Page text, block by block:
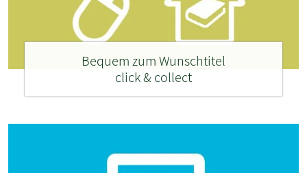
Bequem zum Wunschtitel
click & collect